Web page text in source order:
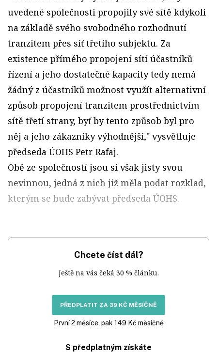
uvedené společnosti propojily své sítě kdykoli
na základě svého svobodného rozhodnutí
tranzitem přes síť třetího subjektu. Za
existence přímého propojení sítí účastníků
řízení a jeho dostatečné kapacity tedy nemá
žádný z účastníků možnost využít alternativní
způsob propojení tranzitem prostřednictvím
sítě třetí strany, byť by tento způsob byl pro
něj a jeho zákazníky výhodnější," vysvětluje
předseda ÚOHS Petr Rafaj.
Obě ze společností jsou si však jisty svou
nevinnou, jedná z nich již měla podat rozklad,
kterým se bude zabývat předseda ÚOHS.
Chcete číst dál?
Ještě na vás čeká 30 % článku.
PŘEDPLATIT ZA 39 KČ MĚSÍČNĚ
První 2 měsíce, pak 149 Kč měsíčně
S předplatným získáte